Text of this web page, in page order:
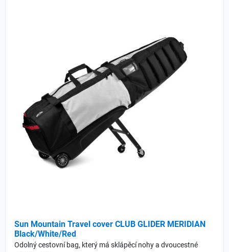
Sun Mountain Travel cover CLUB GLIDER MERIDIAN
Black/White/Red
Odolný cestovní bag, který má sklápěcí nohy a dvoucestné